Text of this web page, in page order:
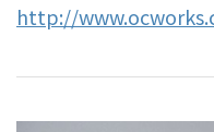
http://